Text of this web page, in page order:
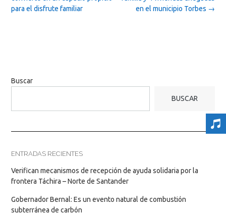
en el municipio Torbes →
para el disfrute familiar
Buscar
BUSCAR
ENTRADAS RECIENTES
Verifican mecanismos de recepción de ayuda solidaria por la
frontera Táchira – Norte de Santander
Gobernador Bernal: Es un evento natural de combustión
subterránea de carbón